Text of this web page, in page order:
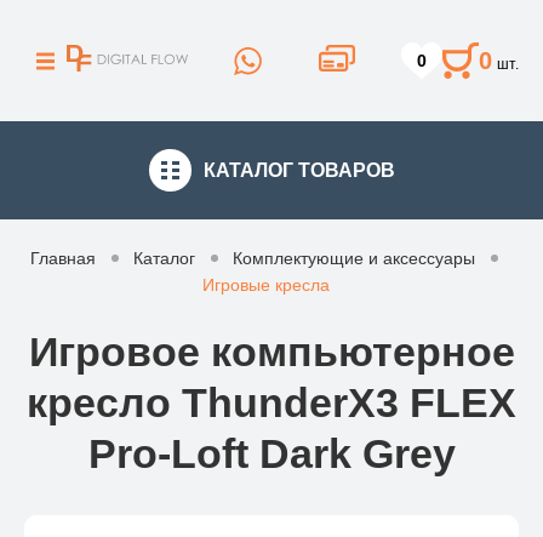
0 0 шт.
КАТАЛОГ ТОВАРОВ
Главная Каталог
Комплектующие и аксессуары
Игровые кресла
Игровое компьютерное
кресло ThunderX3 FLEX
Pro-Loft Dark Grey